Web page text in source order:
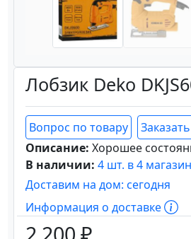
Лобзик Deko
Вопрос по товару
Описание: Хорошее
В наличии: 4 шт. в 4
Доставим на дом: сегодня
Информация о доставке